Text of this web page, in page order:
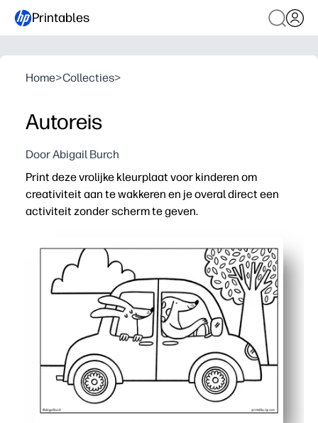
Printables
Home>Collecties>
Autoreis
Door Abigail Burch
Print deze vrolijke kleurplaat voor kinderen om
creativiteit aan te wakkeren en je overal direct een
activiteit zonder scherm te geven.
Geen voorbereiding - alleen printen en kleuren -
Ontwikkelt fijne motoriek en potloodcontrole en
Flexibel voor thuis of in de klas - te gebruiken voor
Inktvriendelijk zwart-witontwerp bespaart inkt en